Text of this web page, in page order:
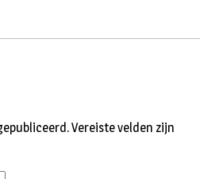
Vereiste velden zijn